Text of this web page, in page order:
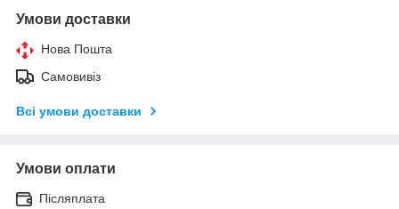
Умови доставки
Нова Пошта
Самовивіз
Всі умови доставки
Умови оплати
Післяплата